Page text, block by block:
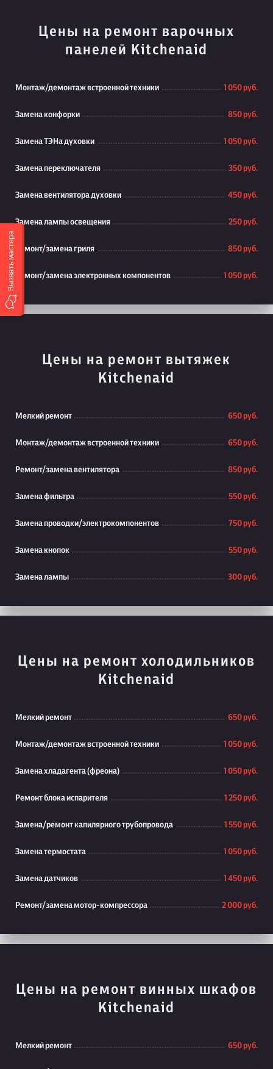
Цены на ремонт варочных
панелей Kitchenaid
Монтаж/демонтаж встроенной техники 1 050 руб.
Замена конфорки 850 руб.
Замена ТЭНа духовки 1 050 руб.
Замена переключателя 350 руб.
Замена вентилятора духовки 450 руб.
Замена лампы освещения 250 руб.
Ремонт/замена гриля 850 руб.
Ремонт/замена электронных компонентов 1 050 руб.
Цены на ремонт вытяжек
Kitchenaid
Мелкий ремонт 650 руб.
Монтаж/демонтаж встроенной техники 650 руб.
Ремонт/замена вентилятора 850 руб.
Замена фильтра 550 руб.
Замена проводки/электрокомпонентов 750 руб.
Замена кнопок 550 руб.
Замена лампы 300 руб.
Цены на ремонт холодильников
Kitchenaid
Мелкий ремонт 650 руб.
Монтаж/демонтаж встроенной техники 1 050 руб.
Замена хладагента (фреона) 1 050 руб.
Ремонт блока испарителя 1 250 руб.
Замена/ремонт капилярного трубопровода 1 550 руб.
Замена термостата 1 050 руб.
Замена датчиков 1 450 руб.
Ремонт/замена мотор-компрессора 2 000 руб.
Цены на ремонт винных шкафов
Kitchenaid
Мелкий ремонт 650 руб.
Вызвать мастера